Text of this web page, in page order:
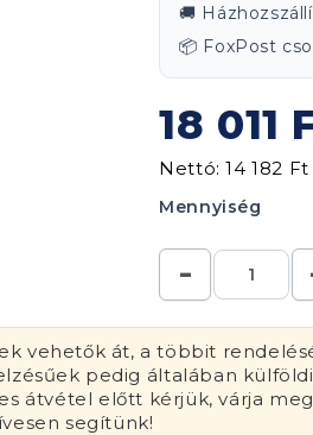
🚚
📦 FoxPost
18 011
Nettó: 14 182 Ft
Mennyiség
vehetők át, a többit
pedig általában
átvétel előtt kérjük, várja
segítünk!